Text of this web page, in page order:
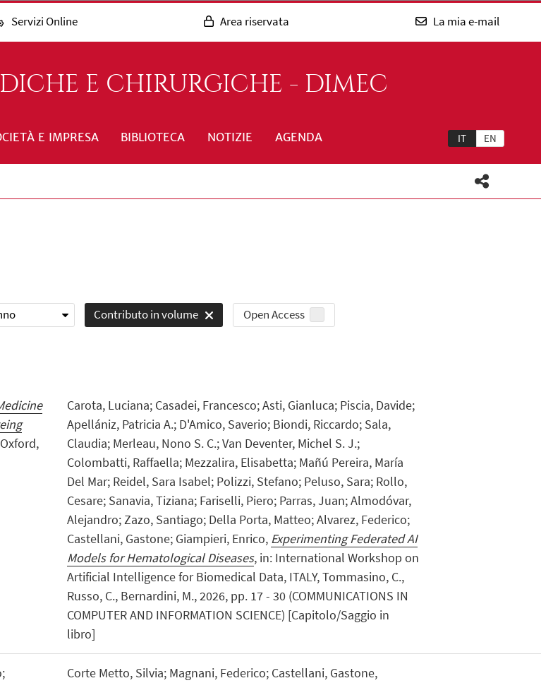
Servizi Online Area riservata La mia e-mail
E CHIRURGICHE - DIMEC
IT EN
E IMPRESA BIBLIOTECA NOTIZIE AGENDA
Contributo in volume Open Access
Carota, Luciana; Casadei, Francesco; Asti, Gianluca; Piscia, Davide;
Apellániz, Patricia A.; D'Amico, Saverio; Biondi, Riccardo; Sala,
Claudia; Merleau, Nono S. C.; Van Deventer, Michel S. J.;
Colombatti, Raffaella; Mezzalira, Elisabetta; Mañú Pereira, María
Del Mar; Reidel, Sara Isabel; Polizzi, Stefano; Peluso, Sara; Rollo,
Cesare; Sanavia, Tiziana; Fariselli, Piero; Parras, Juan; Almodóvar,
Alejandro; Zazo, Santiago; Della Porta, Matteo; Alvarez, Federico;
Castellani, Gastone; Giampieri, Enrico, Experimenting Federated AI
Models for Hematological Diseases, in: International Workshop on
Artificial Intelligence for Biomedical Data, ITALY, Tommasino, C.,
Russo, C., Bernardini, M., 2026, pp. 17 - 30 (COMMUNICATIONS IN
COMPUTER AND INFORMATION SCIENCE) [Capitolo/Saggio in
libro]
Corte Metto, Silvia; Magnani, Federico; Castellani, Gastone,